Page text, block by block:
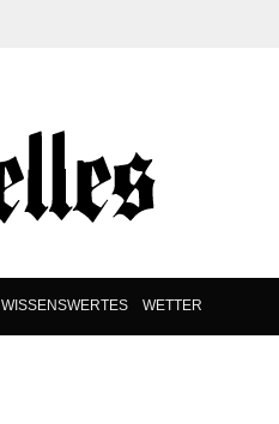
WISSENSWERTES WETTER